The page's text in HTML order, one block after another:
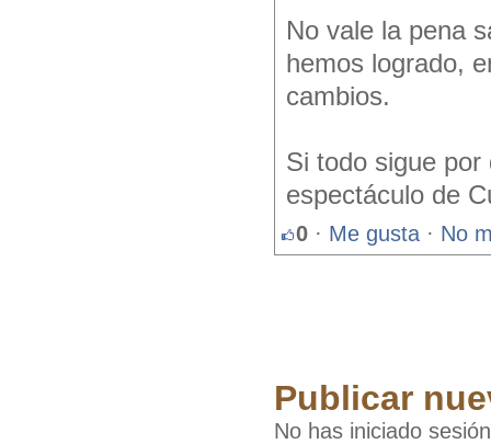
No vale la pena
hemos logrado,
cambios.
Si todo sigue
espectáculo de
0 · Me gusta · No
Publicar
No has iniciado